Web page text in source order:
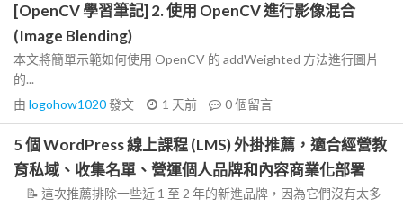
[OpenCV 學習筆記] 2. 使用 OpenCV 進行影像混合
(Image Blending)
本文將簡單示範如何使用 OpenCV 的 addWeighted 方法進行圖片
的...
由 logohow1020發文 1 天前 0個留言
5 個 WordPress 線上課程 (LMS) 外掛推薦，適合經營教
育私域、收集名單、營運個人品牌和內容商業化部署
📝 這次推薦排除一些近 1 至 2 年的新進品牌，因為它們沒有太多